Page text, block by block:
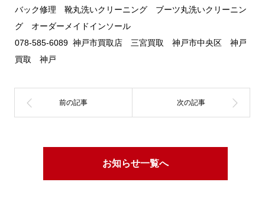
バック修理 靴丸洗いクリーニング ブーツ丸洗いクリーニン
グ オーダーメイドインソール
078-585-6089 神戸市買取店 三宮買取 神戸市中央区 神戸
買取 神戸
お知らせ一覧へ